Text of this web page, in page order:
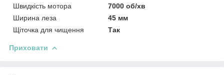
Швидкість мотора
7000 об/хв
Ширина леза
45 мм
Щіточка для чищення
Так
Приховати